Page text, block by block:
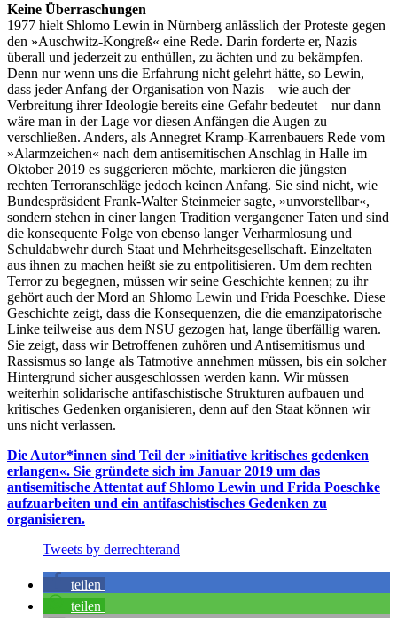
Keine Überraschungen
1977 hielt Shlomo Lewin in Nürnberg anlässlich der Proteste gegen
den »Auschwitz-Kongreß« eine Rede. Darin forderte er, Nazis
überall und jederzeit zu enthüllen, zu ächten und zu bekämpfen.
Denn nur wenn uns die Erfahrung nicht gelehrt hätte, so Lewin,
dass jeder Anfang der Organisation von Nazis – wie auch der
Verbreitung ihrer Ideologie bereits eine Gefahr bedeutet – nur dann
wäre man in der Lage vor diesen Anfängen die Augen zu
verschließen. Anders, als Anne­gret Kramp-Karrenbauers Rede vom
»Alarmzeichen« nach dem antisemitischen Anschlag in Halle im
Oktober 2019 es suggerieren möchte, markieren die jüngsten
rechten Terroranschläge jedoch keinen Anfang. Sie sind nicht, wie
Bundespräsident Frank-Walter Steinmeier sagte, »unvorstellbar«,
sondern stehen in einer langen Tradition vergangener Taten und sind
die konsequente Folge von ebenso langer Verharmlosung und
Schuldabwehr durch Staat und Mehrheitsgesellschaft. Einzeltaten
aus ihnen zu machen heißt sie zu entpolitisieren. Um dem rechten
Terror zu begegnen, müssen wir seine Geschichte kennen; zu ihr
gehört auch der Mord an Shlomo Lewin und Frida Poeschke. Diese
Geschichte zeigt, dass die Konsequenzen, die die emanzipatorische
Linke teilweise aus dem NSU gezogen hat, lange überfällig waren.
Sie zeigt, dass wir Betroffenen zuhören und Antisemitismus und
Rassismus so lange als Tatmotive annehmen müssen, bis ein solcher
Hintergrund sicher ausgeschlossen werden kann. Wir müssen
weiterhin solidarische antifaschistische Strukturen aufbauen und
kritisches Gedenken organisieren, denn auf den Staat können wir
uns nicht verlassen.
Die Autor*innen sind Teil der »initiative kritisches gedenken
erlangen«. Sie gründete sich im Januar 2019 um das
antisemitische Attentat auf Shlomo Lewin und Frida Poeschke
aufzuarbeiten und ein antifaschistisches Gedenken zu
organisieren.
Tweets by derrechterand
teilen
teilen